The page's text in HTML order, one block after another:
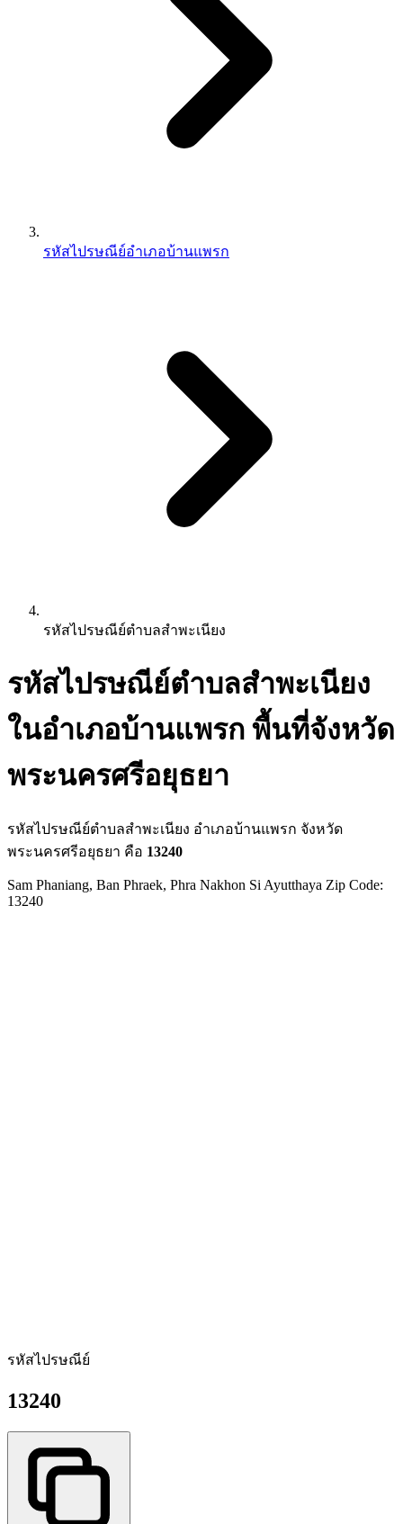
รหัสไปรษณีย์อำเภอบ้านแพรก
รหัสไปรษณีย์ตำบลสำพะเนียง
รหัสไปรษณีย์ตำบลสำพะเนียง
ในอำเภอบ้านแพรก พื้นที่จังหวัด
พระนครศรีอยุธยา
รหัสไปรษณีย์ตำบลสำพะเนียง อำเภอบ้านแพรก จังหวัด
พระนครศรีอยุธยา คือ 13240
Sam Phaniang, Ban Phraek, Phra Nakhon Si Ayutthaya Zip Code:
13240
รหัสไปรษณีย์
13240